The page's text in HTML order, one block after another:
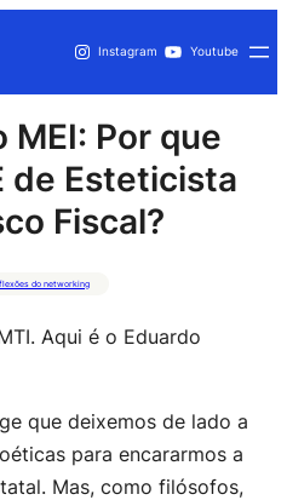
Instagram Youtube
MEI: Por que
de Esteticista
Fiscal?
do networking
Aqui é o Eduardo
que deixemos de lado a
para encararmos a
Mas, como filósofos,